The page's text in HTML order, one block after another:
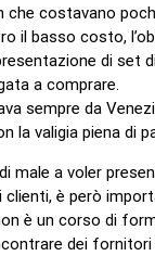
che costavano
il basso costo,
di set
a comprare.
sempre da
la valigia piena di
male a voler
è però
è un corso di
dei